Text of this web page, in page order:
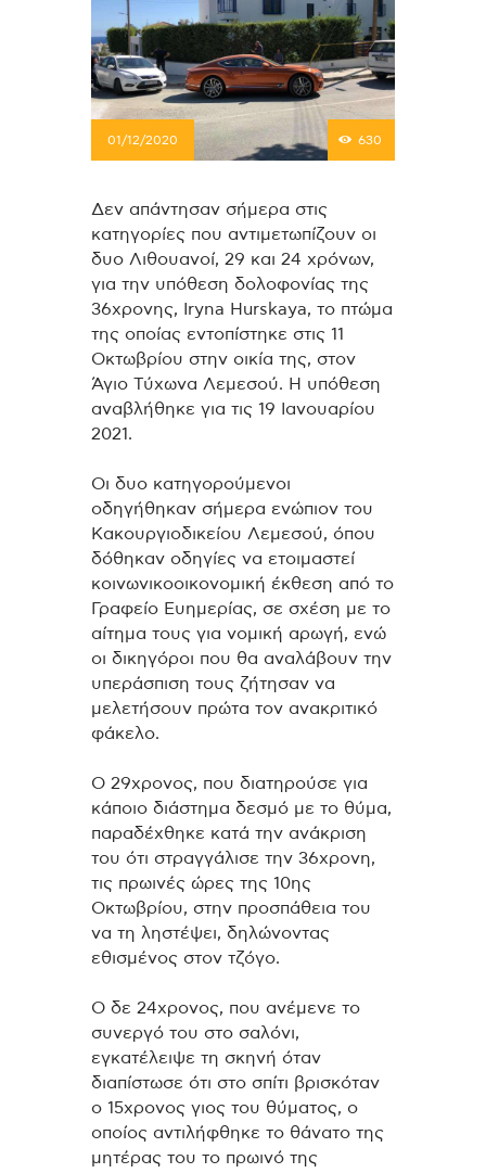
01/12/2020 630
Δεν απάντησαν σήμερα στις
κατηγορίες που αντιμετωπίζουν οι
δυο Λιθουανοί, 29 και 24 χρόνων,
για την υπόθεση δολοφονίας της
36χρονης, Iryna Hurskaya, το πτώμα
της οποίας εντοπίστηκε στις 11
Οκτωβρίου στην οικία της, στον
Άγιο Τύχωνα Λεμεσού. Η υπόθεση
αναβλήθηκε για τις 19 Ιανουαρίου
2021.
Οι δυο κατηγορούμενοι
οδηγήθηκαν σήμερα ενώπιον του
Κακουργιοδικείου Λεμεσού, όπου
δόθηκαν οδηγίες να ετοιμαστεί
κοινωνικοοικονομική έκθεση από το
Γραφείο Ευημερίας, σε σχέση με το
αίτημα τους για νομική αρωγή, ενώ
οι δικηγόροι που θα αναλάβουν την
υπεράσπιση τους ζήτησαν να
μελετήσουν πρώτα τον ανακριτικό
φάκελο.
O 29χρονος, που διατηρούσε για
κάποιο διάστημα δεσμό με το θύμα,
παραδέχθηκε κατά την ανάκριση
του ότι στραγγάλισε την 36χρονη,
τις πρωινές ώρες της 10ης
Οκτωβρίου, στην προσπάθεια του
να τη ληστέψει, δηλώνοντας
εθισμένος στον τζόγο.
Ο δε 24χρονος, που ανέμενε το
συνεργό του στο σαλόνι,
εγκατέλειψε τη σκηνή όταν
διαπίστωσε ότι στο σπίτι βρισκόταν
ο 15χρονος γιος του θύματος, ο
οποίος αντιλήφθηκε το θάνατο της
μητέρας του το πρωινό της